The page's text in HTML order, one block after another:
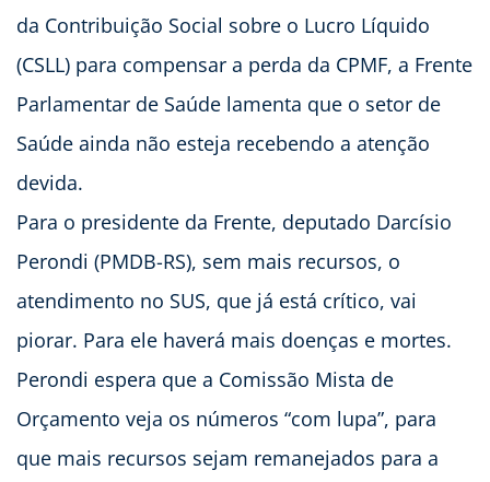
da Contribuição Social sobre o Lucro Líquido
(CSLL) para compensar a perda da CPMF, a Frente
Parlamentar de Saúde lamenta que o setor de
Saúde ainda não esteja recebendo a atenção
devida.
Para o presidente da Frente, deputado Darcísio
Perondi (PMDB-RS), sem mais recursos, o
atendimento no SUS, que já está crítico, vai
piorar. Para ele haverá mais doenças e mortes.
Perondi espera que a Comissão Mista de
Orçamento veja os números “com lupa”, para
que mais recursos sejam remanejados para a